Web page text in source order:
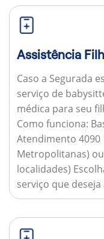
Assistência
Caso a Segurada
serviço de
médica para seu
Como funciona:
Atendimento 4090
Metropolitanas)
localidades)
serviço que